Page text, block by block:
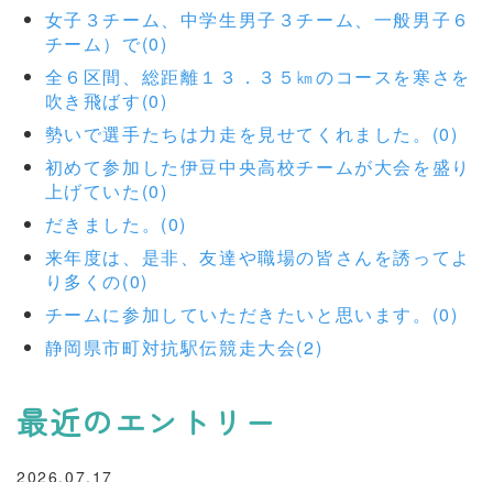
女子３チーム、中学生男子３チーム、一般男子６
チーム）で(0)
全６区間、総距離１３．３５㎞のコースを寒さを
吹き飛ばす(0)
勢いで選手たちは力走を見せてくれました。(0)
初めて参加した伊豆中央高校チームが大会を盛り
上げていた(0)
だきました。(0)
来年度は、是非、友達や職場の皆さんを誘ってよ
り多くの(0)
チームに参加していただきたいと思います。(0)
静岡県市町対抗駅伝競走大会(2)
最近のエントリー
2026.07.17